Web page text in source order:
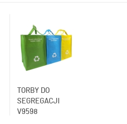
TORBY DO
SEGREGACJI
V9598